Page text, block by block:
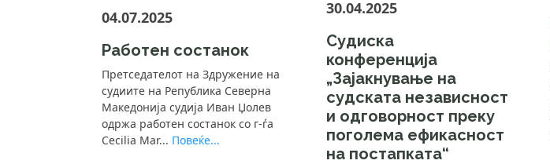
04.07.2025
Работен состанок
Претседателот на Здружение на
судиите на Република Северна
Македонија судија Иван Џолев
одржа работен состанок со г-ѓа
Cecilia Mar... Повеќе...
30.04.2025
Судиска
конференција
„Зајакнување на
судската независност
и одговорност преку
поголема ефикасност
на постапката“